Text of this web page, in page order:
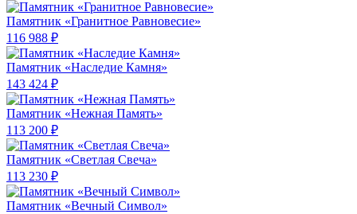
Памятник «Гранитное Равновесие»
116 988 ₽
Памятник «Наследие Камня»
143 424 ₽
Памятник «Нежная Память»
113 200 ₽
Памятник «Светлая Свеча»
113 230 ₽
Памятник «Вечный Символ»